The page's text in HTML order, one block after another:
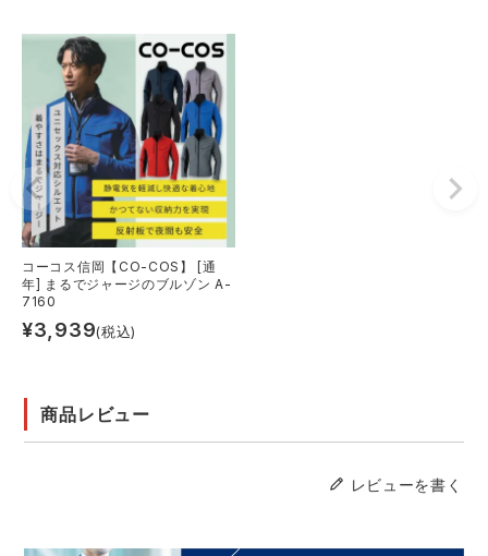
コーコス信岡【CO-COS】 [通
年] まるでジャージのブルゾン A-
7160
¥3,939(税込)
商品レビュー
レビューを書く